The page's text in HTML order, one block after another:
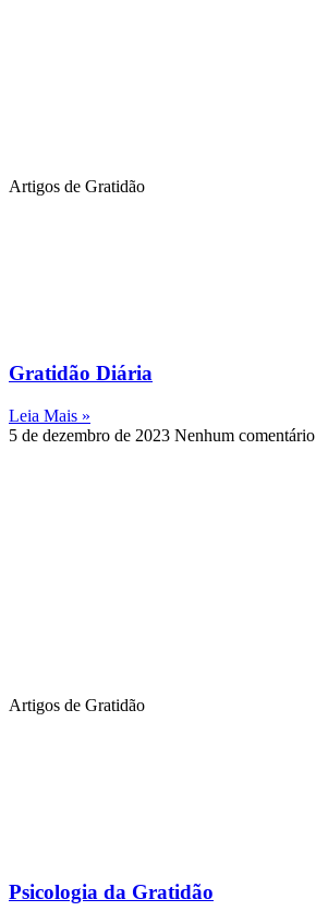
Artigos de Gratidão
Gratidão Diária
Leia Mais »
5 de dezembro de 2023 Nenhum comentário
Artigos de Gratidão
Psicologia da Gratidão